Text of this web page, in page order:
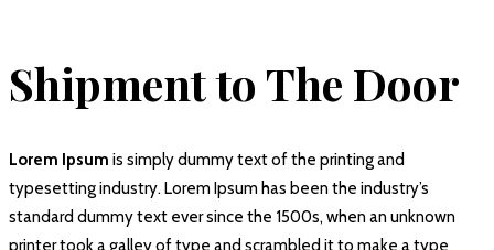
Shipment to The Door
Lorem Ipsum is simply dummy text of the printing and
typesetting industry. Lorem Ipsum has been the industry’s
standard dummy text ever since the 1500s, when an unknown
printer took a galley of type and scrambled it to make a type